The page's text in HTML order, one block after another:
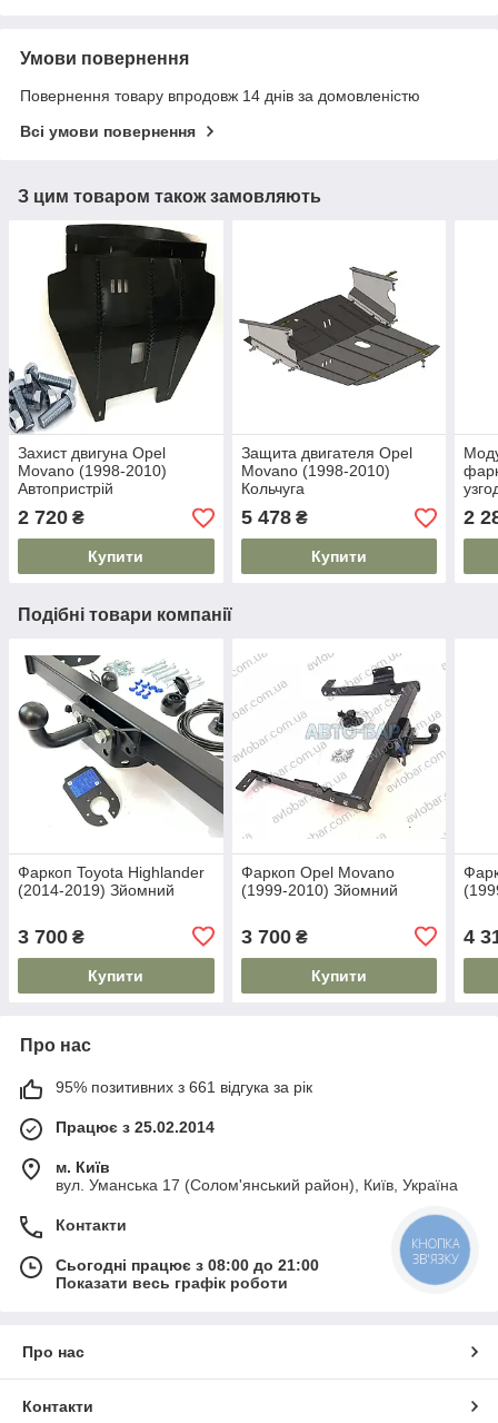
Умови повернення
Повернення товару впродовж 14 днів за домовленістю
Всі умови повернення
З цим товаром також замовляють
Захист двигуна Opel
Movano (1998-2010)
Автопристрій
2 720 ₴
Купити
Защита двигателя Opel
Movano (1998-2010)
Кольчуга
5 478₴
Купити
2
Подібні товари компанії
Фаркоп Toyota Highlander
(2014-2019) Зйомний
3 700 ₴
Купити
Фаркоп Opel Movano
(1999-2010) Зйомний
3 700₴
Купити
4
Про нас
95% позитивних з 661 відгука за рік
Працює з 25.02.2014
м. Київ
вул. Уманська 17 (Солом'янський район), Київ, Україна
Контакти
Сьогодні працює з 08:00 до 21:00
Показати весь графік роботи
Про нас
Контакти